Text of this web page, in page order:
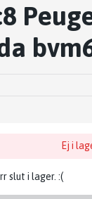
Ej i
slut i lager. :(